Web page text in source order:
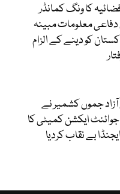
کا ونگ کمانڈر
معلومات مبینہ
کو دینے کے الزام
جموں کشمیر نے
جوائنٹ ایکشن کمیٹی کا
بے نقاب کردیا